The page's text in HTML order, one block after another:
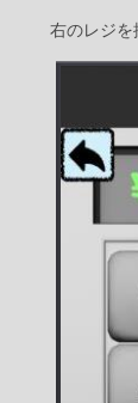
右のレジを